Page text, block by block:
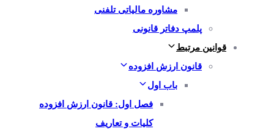
مشاوره مالیاتی تلفنی
پلمپ دفاتر قانونی
قوانین مرتبط
قانون ارزش افزوده
باب اول
فصل اول: قانون ارزش افزوده
کلیات و تعاریف